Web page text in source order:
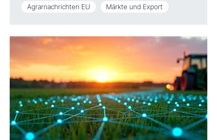
Agrarnachrichten EU Märkte und Export